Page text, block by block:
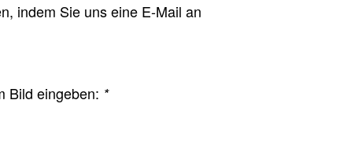
indem Sie uns eine E-Mail an
Bild eingeben: *